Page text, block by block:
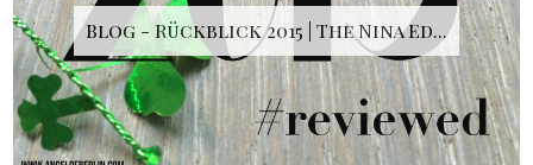
Blog - Rückblick 2015 | The Nina Ed...